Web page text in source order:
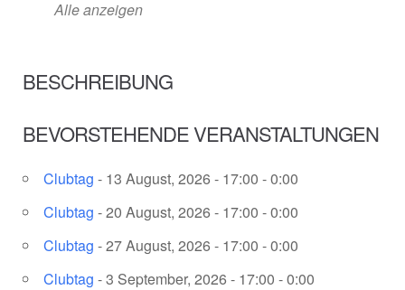
Alle anzeigen
BESCHREIBUNG
BEVORSTEHENDE VERANSTALTUNGEN
Clubtag - 13 August, 2026 - 17:00 - 0:00
Clubtag - 20 August, 2026 - 17:00 - 0:00
Clubtag - 27 August, 2026 - 17:00 - 0:00
Clubtag - 3 September, 2026 - 17:00 - 0:00